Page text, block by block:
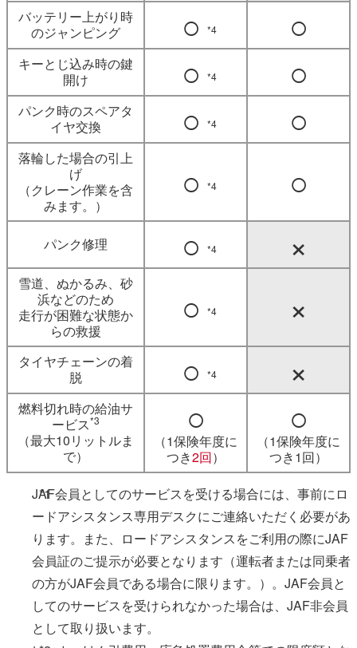
バッテリー上がり時
のジャンピング
○ *4 ○
キーとじ込み時の鍵
開け
○ *4 ○
パンク時のスペアタ
イヤ交換
○ *4 ○
落輪した場合の引上
げ
（クレーン作業を含
みます。）
○ *4 ○
パンク修理 ○ *4 ×
雪道、ぬかるみ、砂
浜などのため
走行が困難な状態か
らの救援
○ *4 ×
タイヤチェーンの着
脱
○ *4 ×
燃料切れ時の給油サ
ービス*3
（最大10リットルま
で）
○
（1保険年度に
つき2回）
○
（1保険年度に
つき1回）
*1
JAF会員としてのサービスを受ける場合には、事前にロ
ードアシスタンス専用デスクにご連絡いただく必要があ
ります。また、ロードアシスタンスをご利用の際にJAF
会員証のご提示が必要となります（運転者または同乗者
の方がJAF会員である場合に限ります。）。JAF会員と
してのサービスを受けられなかった場合は、JAF非会員
として取り扱います。